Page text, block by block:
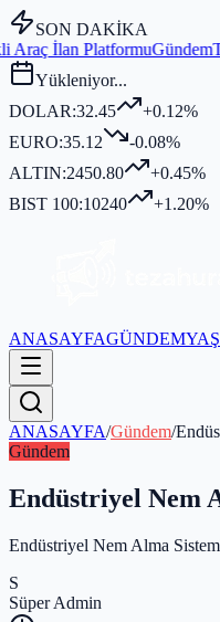
SON DAKİKA
GündemTest haber3412
Yükleniyor...
DOLAR:32.45
+0.12%
EURO:35.12
-0.08%
ALTIN:2450.80
+0.45%
BIST 100:10240 +1.20%
ANASAYFAGÜNDEM
ANASAYFA/Gündem/
Gündem
Endüstriyel Nem
Endüstriyel Nem Alma
S
Süper Admin